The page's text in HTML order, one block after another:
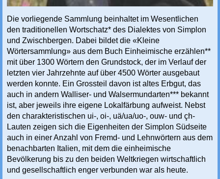
Die vorliegende Sammlung beinhaltet im Wesentlichen
den traditionellen Wortschatz* des Dialektes von Simplon
und Zwischbergen. Dabei bildet die «Kleine
Wörtersammlung» aus dem Buch Einheimische erzählen**
mit über 1300 Wörtern den Grundstock, der im Verlauf der
letzten vier Jahrzehnte auf über 4500 Wörter ausgebaut
werden konnte. Ein Grossteil davon ist altes Erbgut, das
auch in andern Walliser- und Walsermundarten*** bekannt
ist, aber jeweils ihre eigene Lokalfärbung aufweist. Nebst
den charakteristischen ui-, oi-, uä/ua/uo-, ouw- und çh-
Lauten zeigen sich die Eigenheiten der Simplon Südseite
auch in einer Anzahl von Fremd- und Lehnwörtern aus dem
benachbarten Italien, mit dem die einheimische
Bevölkerung bis zu den beiden Weltkriegen wirtschaftlich
und gesellschaftlich enger verbunden war als heute.